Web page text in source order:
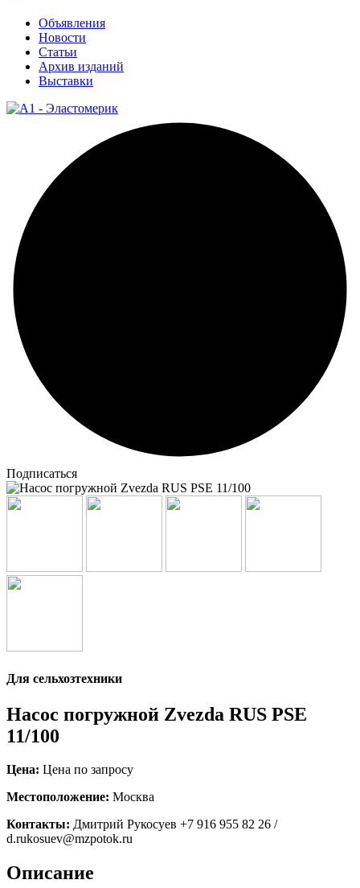
Объявления
Новости
Статьи
Архив изданий
Выставки
Подписаться
Для сельхозтехники
Насос погружной Zvezda RUS PSE
11/100
Цена: Цена по запросу
Местоположение: Москва
Контакты: Дмитрий Рукосуев +7 916 955 82 26 /
d.rukosuev@mzpotok.ru
Описание